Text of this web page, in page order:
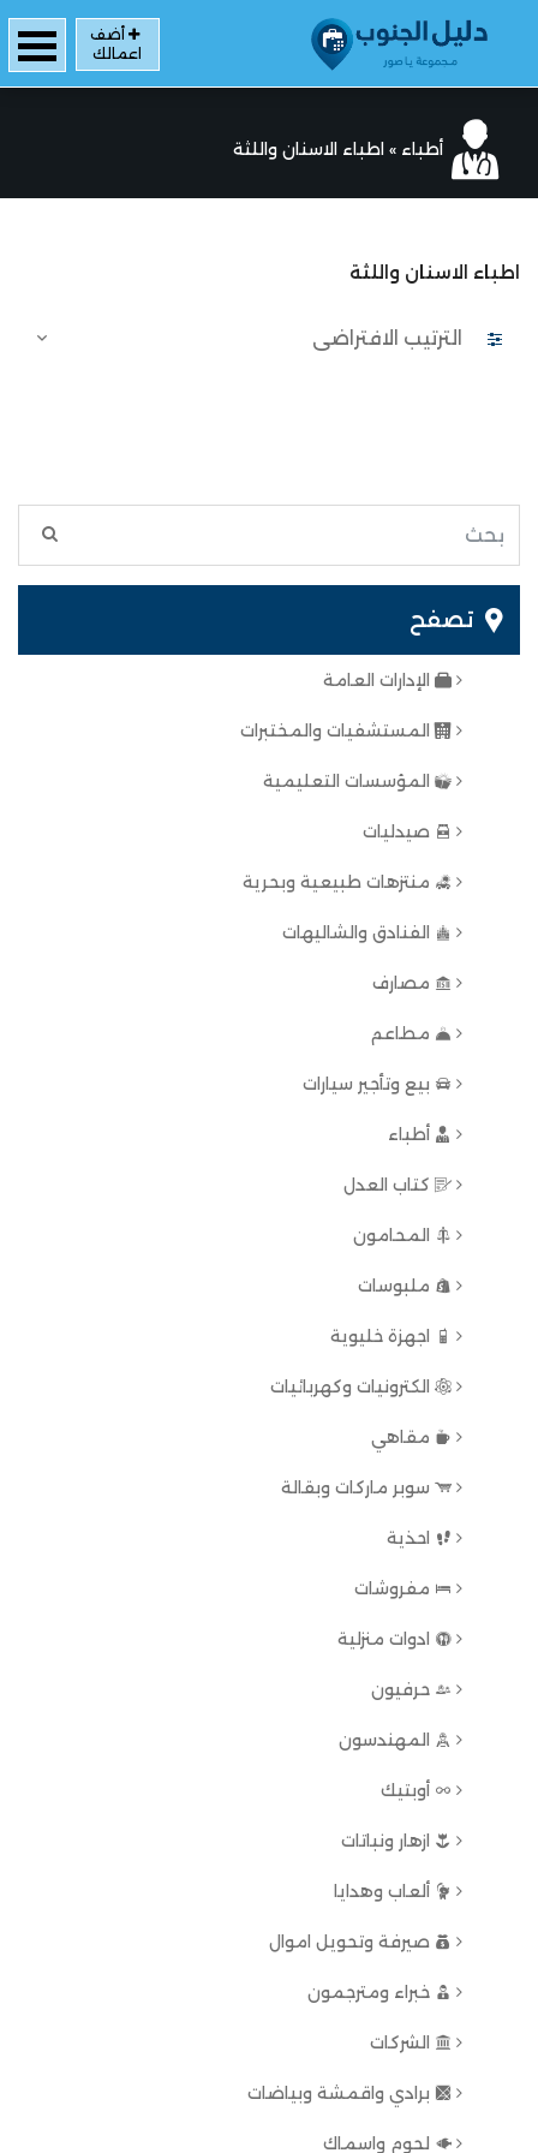
أضف
اعمالك
أطباء » اطباء الاسنان واللثة
اطباء الاسنان واللثة
تصفح
الإدارات العامة
المستشفيات والمختبرات
المؤسسات التعليمية
صيدليات
منتزهات طبيعية وبحرية
الفنادق والشاليهات
مصارف
مطاعم
بيع وتأجير سيارات
أطباء
كتاب العدل
المحامون
ملبوسات
اجهزة خليوية
الكترونيات وكهربائيات
مقاهي
سوبر ماركات وبقالة
احذية
مفروشات
ادوات منزلية
حرفيون
المهندسون
أوبتيك
ازهار ونباتات
ألعاب وهدايا
صيرفة وتحويل اموال
خبراء ومترجمون
الشركات
برادي واقمشة وبياضات
لحوم واسماك